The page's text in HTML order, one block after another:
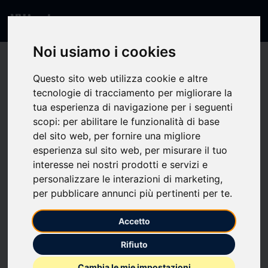
Noi usiamo i cookies
Questo sito web utilizza cookie e altre
tecnologie di tracciamento per migliorare la
tua esperienza di navigazione per i seguenti
scopi: per abilitare le funzionalità di base
del sito web, per fornire una migliore
esperienza sul sito web, per misurare il tuo
interesse nei nostri prodotti e servizi e
personalizzare le interazioni di marketing,
per pubblicare annunci più pertinenti per te.
Accetto
Rifiuto
404 - Pagina non
trovata
La pagina che stai cercando non esiste o non è
disponibile.
Torna alla Home